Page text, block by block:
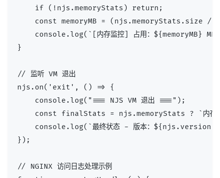
    if (!njs.memoryStats) return;
const memoryMB = (njs.memoryStats.size /
console.log(`[内存监控] 占用：${memoryMB}
}
// 监听 VM 退出
njs.on('exit', () => {
    console.log("=== NJS VM 退出 ===");
const finalStats = njs.memoryStats ? `内
console.log(`最终状态 - 版本：
});
// NGINX 访问日志处理示例